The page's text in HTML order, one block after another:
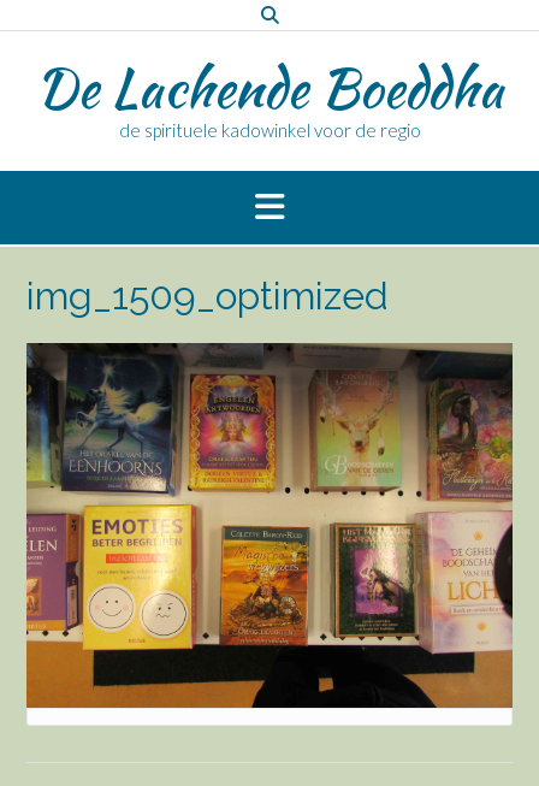
naar
inhoudDe Lachende Boeddha
de spirituele kadowinkel voor de regio
img_1509_optimized